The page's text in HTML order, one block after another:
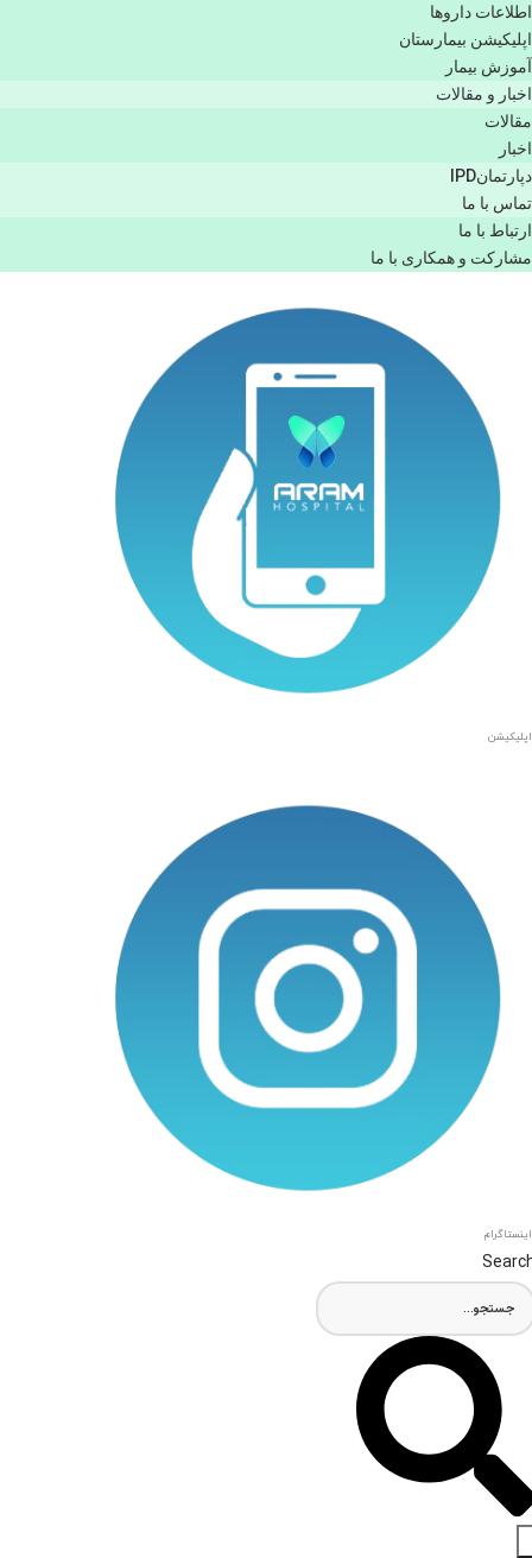
اطلاعات دارو‌ها
اپليكيشن بيمارستان
آموزش بیمار
اخبار و مقالات
مقالات
اخبار
دپارتمانIPD
تماس با ما
ارتباط با ما
مشاركت و همكاری با ما
اپلیکیشن
اینستاگرام